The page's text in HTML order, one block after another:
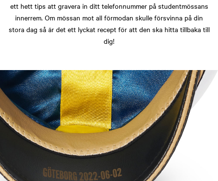
ett hett tips att gravera in ditt telefonnummer på studentmössans
innerrem. Om mössan mot all förmodan skulle försvinna på din
stora dag så är det ett lyckat recept för att den ska hitta tillbaka till
dig!